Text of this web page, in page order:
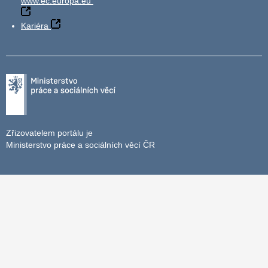
Kariéra
Zřizovatelem portálu je
Ministerstvo práce a sociálních věcí ČR